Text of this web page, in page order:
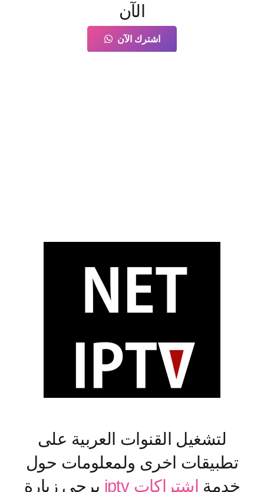
الآن
اشترك الآن
لتشغيل القنوات العربية على
تطبيقات اخرى ولمعلومات حول
خدمة اشتراكات iptv يرجى زيارة